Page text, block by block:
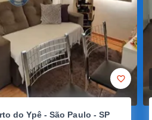
do Ypê - São Paulo - SP